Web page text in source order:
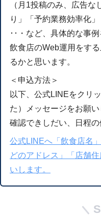
（月1投稿のみ、広告
り」「予約業務効率化」
･･・など、具体的な事例
飲食店のWeb運用をす
るかと思います。
＜申込方法＞
以下、公式LINEをクリ
た）メッセージをお願い
確認できしだい、日程の
公式LINEへ「飲食店名
どのアドレス」「店舗
いします。